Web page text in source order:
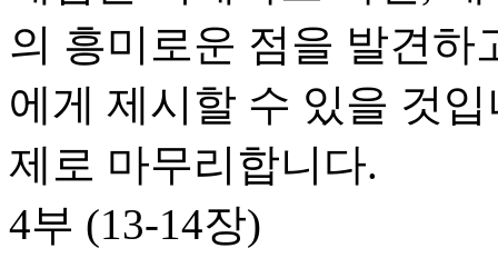
의 흥미로운 점을 발견하
에게 제시할 수 있을 것
제로 마무리합니다.
4부 (13-14장)